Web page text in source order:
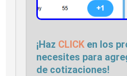
¡Haz CLICK en los
necesites para
de cotizaciones!